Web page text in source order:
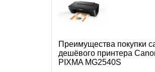
Преимущества покупки
дешёвого принтера
PIXMA MG2540S